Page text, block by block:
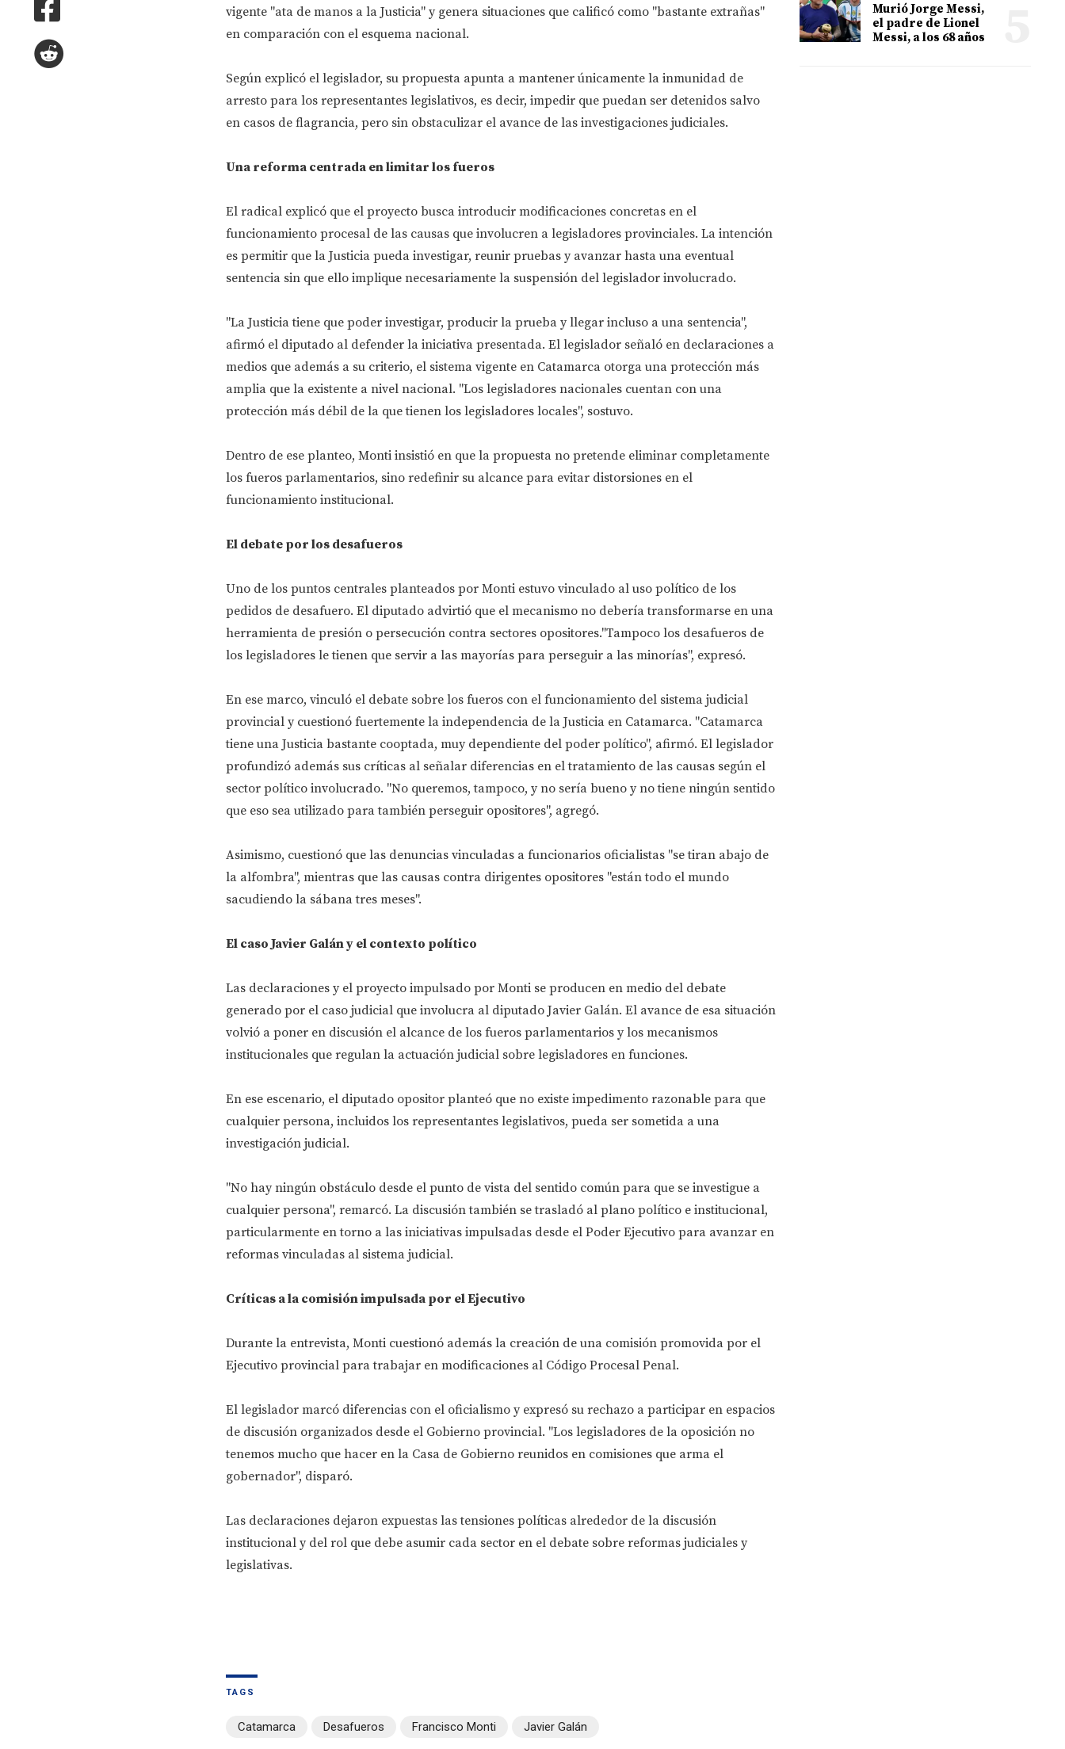
vigente "ata de manos a la Justicia" y genera situaciones que calificó como "bastante extrañas"
en comparación con el esquema nacional.
Según explicó el legislador, su propuesta apunta a mantener únicamente la inmunidad de
arresto para los representantes legislativos, es decir, impedir que puedan ser detenidos salvo
en casos de flagrancia, pero sin obstaculizar el avance de las investigaciones judiciales.
Una reforma centrada en limitar los fueros
El radical explicó que el proyecto busca introducir modificaciones concretas en el
funcionamiento procesal de las causas que involucren a legisladores provinciales. La intención
es permitir que la Justicia pueda investigar, reunir pruebas y avanzar hasta una eventual
sentencia sin que ello implique necesariamente la suspensión del legislador involucrado.
"La Justicia tiene que poder investigar, producir la prueba y llegar incluso a una sentencia",
afirmó el diputado al defender la iniciativa presentada. El legislador señaló en declaraciones a
medios que además a su criterio, el sistema vigente en Catamarca otorga una protección más
amplia que la existente a nivel nacional. "Los legisladores nacionales cuentan con una
protección más débil de la que tienen los legisladores locales", sostuvo.
Dentro de ese planteo, Monti insistió en que la propuesta no pretende eliminar completamente
los fueros parlamentarios, sino redefinir su alcance para evitar distorsiones en el
funcionamiento institucional.
El debate por los desafueros
Uno de los puntos centrales planteados por Monti estuvo vinculado al uso político de los
pedidos de desafuero. El diputado advirtió que el mecanismo no debería transformarse en una
herramienta de presión o persecución contra sectores opositores."Tampoco los desafueros de
los legisladores le tienen que servir a las mayorías para perseguir a las minorías", expresó.
En ese marco, vinculó el debate sobre los fueros con el funcionamiento del sistema judicial
provincial y cuestionó fuertemente la independencia de la Justicia en Catamarca. "Catamarca
tiene una Justicia bastante cooptada, muy dependiente del poder político", afirmó. El legislador
profundizó además sus críticas al señalar diferencias en el tratamiento de las causas según el
sector político involucrado. "No queremos, tampoco, y no sería bueno y no tiene ningún sentido
que eso sea utilizado para también perseguir opositores", agregó.
Asimismo, cuestionó que las denuncias vinculadas a funcionarios oficialistas "se tiran abajo de
la alfombra", mientras que las causas contra dirigentes opositores "están todo el mundo
sacudiendo la sábana tres meses".
El caso Javier Galán y el contexto político
Las declaraciones y el proyecto impulsado por Monti se producen en medio del debate
generado por el caso judicial que involucra al diputado Javier Galán. El avance de esa situación
volvió a poner en discusión el alcance de los fueros parlamentarios y los mecanismos
institucionales que regulan la actuación judicial sobre legisladores en funciones.
En ese escenario, el diputado opositor planteó que no existe impedimento razonable para que
cualquier persona, incluidos los representantes legislativos, pueda ser sometida a una
investigación judicial.
"No hay ningún obstáculo desde el punto de vista del sentido común para que se investigue a
cualquier persona", remarcó. La discusión también se trasladó al plano político e institucional,
particularmente en torno a las iniciativas impulsadas desde el Poder Ejecutivo para avanzar en
reformas vinculadas al sistema judicial.
Críticas a la comisión impulsada por el Ejecutivo
Durante la entrevista, Monti cuestionó además la creación de una comisión promovida por el
Ejecutivo provincial para trabajar en modificaciones al Código Procesal Penal.
El legislador marcó diferencias con el oficialismo y expresó su rechazo a participar en espacios
de discusión organizados desde el Gobierno provincial. "Los legisladores de la oposición no
tenemos mucho que hacer en la Casa de Gobierno reunidos en comisiones que arma el
gobernador", disparó.
Las declaraciones dejaron expuestas las tensiones políticas alrededor de la discusión
institucional y del rol que debe asumir cada sector en el debate sobre reformas judiciales y
legislativas.
TAGS
Catamarca Desafueros Francisco Monti Javier Galán
Murió Jorge Messi,
el padre de Lionel
Messi, a los 68 años